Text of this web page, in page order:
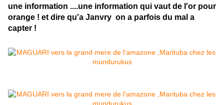
une information ....une information qui vaut de l'or pour
orange ! et dire qu'a Janvry on a parfois du mal a
capter !